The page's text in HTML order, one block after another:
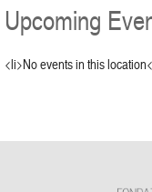
Upcoming
<li>No events in this